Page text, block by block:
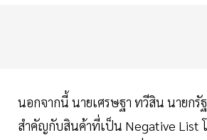
นอกจากนี้ นายเศรษฐา ทวีสิน นายกรั
สำคัญกับสินค้าที่เป็น Negative List โ